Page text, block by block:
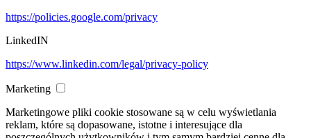
https://policies.google.com/privacy
LinkedIN
https://www.linkedin.com/legal/privacy-policy
Marketing
Marketingowe pliki cookie stosowane są w celu wyświetlania
reklam, które są dopasowane, istotne i interesujące dla